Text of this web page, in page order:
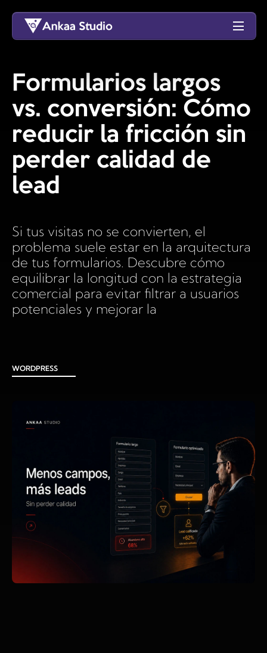
Formularios largos
vs. conversión: Cómo
reducir la fricción sin
perder calidad de
lead
Si tus visitas no se convierten, el
problema suele estar en la arquitectura
de tus formularios. Descubre cómo
equilibrar la longitud con la estrategia
comercial para evitar filtrar a usuarios
potenciales y mejorar la
WORDPRESS